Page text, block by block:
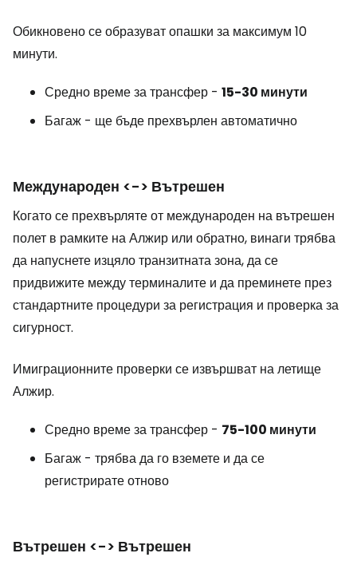
Обикновено се образуват опашки за максимум 10
минути.
Средно време за трансфер - 15-30 минути
Багаж - ще бъде прехвърлен автоматично
Международен <-> Вътрешен
Когато се прехвърляте от международен на вътрешен
полет в рамките на Алжир или обратно, винаги трябва
да напуснете изцяло транзитната зона, да се
придвижите между терминалите и да преминете през
стандартните процедури за регистрация и проверка за
сигурност.
Имиграционните проверки се извършват на летище
Алжир.
Средно време за трансфер - 75-100 минути
Багаж - трябва да го вземете и да се
регистрирате отново
Вътрешен <-> Вътрешен